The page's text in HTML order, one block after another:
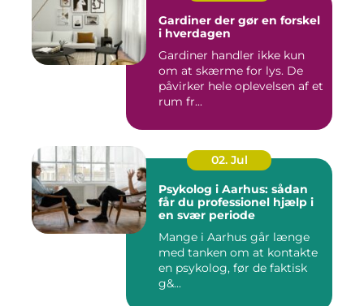
Gardiner der gør en forskel
i hverdagen
Gardiner handler ikke kun
om at skærme for lys. De
påvirker hele oplevelsen af et
rum fr...
02. Jul
Psykolog i Aarhus: sådan
får du professionel hjælp i
en svær periode
Mange i Aarhus går længe
med tanken om at kontakte
en psykolog, før de faktisk
g&...